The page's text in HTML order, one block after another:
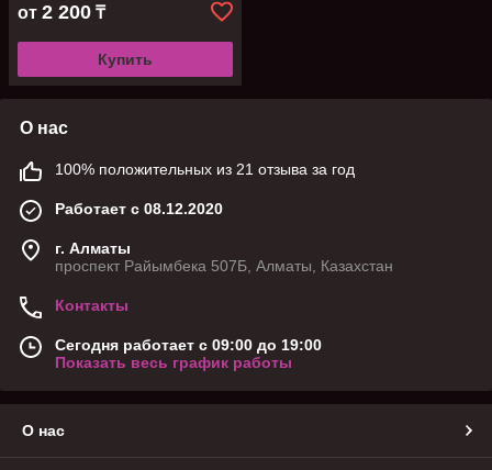
от 2 200 ₸
Купить
О нас
100% положительных из 21 отзыва за год
Работает с 08.12.2020
г. Алматы
проспект Райымбека 507Б, Алматы, Казахстан
Контакты
Сегодня работает с 09:00 до 19:00
Показать весь график работы
О нас